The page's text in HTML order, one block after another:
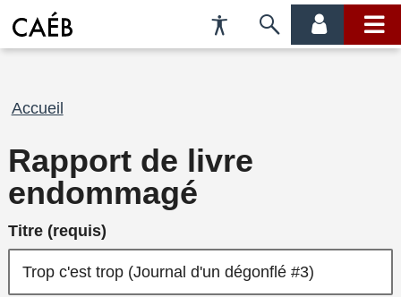
Préférences
d'accessibilité
Passer
menu
menu
Fil
Accueil
Rapport de livre
endommagé
Titre (requis)